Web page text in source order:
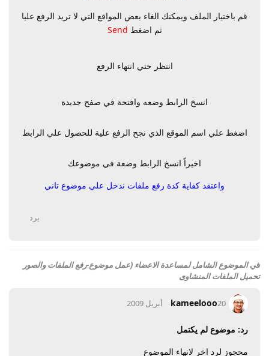
قم باختيار الملف ويمكنك الغاء بعض المواقع التي لا تريد الرفع عليا
ثم اضغط Send
انتظر حتي انتهاء الرفع
انسخ الرابط وضعه وافتحة في صفح جديدة
اضغط علي اسم الموقع الذي نجح الرفع علية للحصول علي الرابط
اخيراً انسخ الرابط وضعة في موضوعك
واعتقد كفاية كدة رفع ملفات ندخل علي موضوع تاني
يرد
فيالموضوع الشامل لمساعدة الاعضاء (عمل موضوع-رفع الملفات والصور
تحميل الملفات المنشاوى
kameelooo20 أبريل 2009
رد: موضوع لم يكتمل
محجوز لرد اخر لانهاء الموضوع